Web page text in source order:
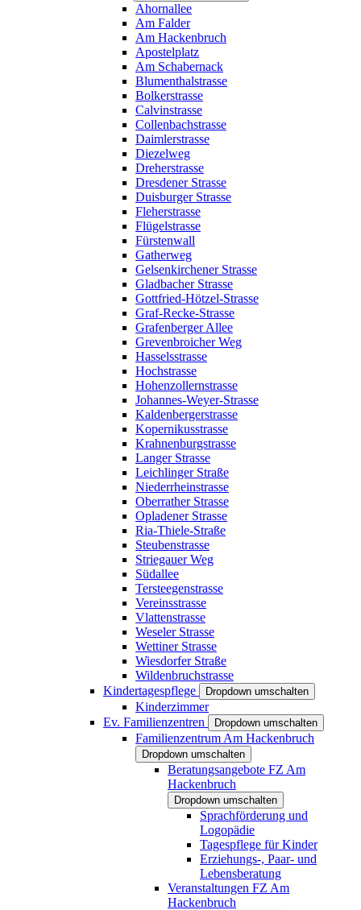
Ahornallee
Am Falder
Am Hackenbruch
Apostelplatz
Am Schabernack
Blumenthalstrasse
Bolkerstrasse
Calvinstrasse
Collenbachstrasse
Daimlerstrasse
Diezelweg
Dreherstrasse
Dresdener Strasse
Duisburger Strasse
Fleherstrasse
Flügelstrasse
Fürstenwall
Gatherweg
Gelsenkirchener Strasse
Gladbacher Strasse
Gottfried-Hötzel-Strasse
Graf-Recke-Strasse
Grafenberger Allee
Grevenbroicher Weg
Hasselsstrasse
Hochstrasse
Hohenzollernstrasse
Johannes-Weyer-Strasse
Kaldenbergerstrasse
Kopernikusstrasse
Krahnenburgstrasse
Langer Strasse
Leichlinger Straße
Niederrheinstrasse
Oberrather Strasse
Opladener Strasse
Ria-Thiele-Straße
Steubenstrasse
Striegauer Weg
Südallee
Tersteegenstrasse
Vereinsstrasse
Vlattenstrasse
Weseler Strasse
Wettiner Strasse
Wiesdorfer Straße
Wildenbruchstrasse
Kindertagespflege
Dropdown umschalten
Kinderzimmer
Ev. Familienzentren
Dropdown umschalten
Familienzentrum Am Hackenbruch
Dropdown umschalten
Beratungsangebote FZ Am
Hackenbruch
Dropdown umschalten
Sprachförderung und
Logopädie
Tagespflege für Kinder
Erziehungs-, Paar- und
Lebensberatung
Veranstaltungen FZ Am
Hackenbruch